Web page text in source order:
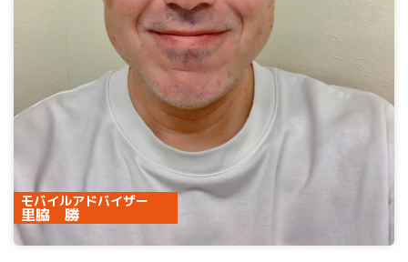
モバイルアドバイザー
里脇 勝